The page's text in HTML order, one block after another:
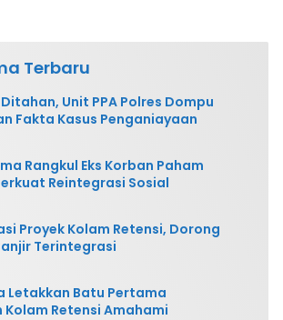
Terbaru
Unit PPA Polres Dompu
Fakta Kasus Penganiayaan
Rangkul Eks Korban Paham
Reintegrasi Sosial
Proyek Kolam Retensi, Dorong
Terintegrasi
Letakkan Batu Pertama
Kolam Retensi Amahami